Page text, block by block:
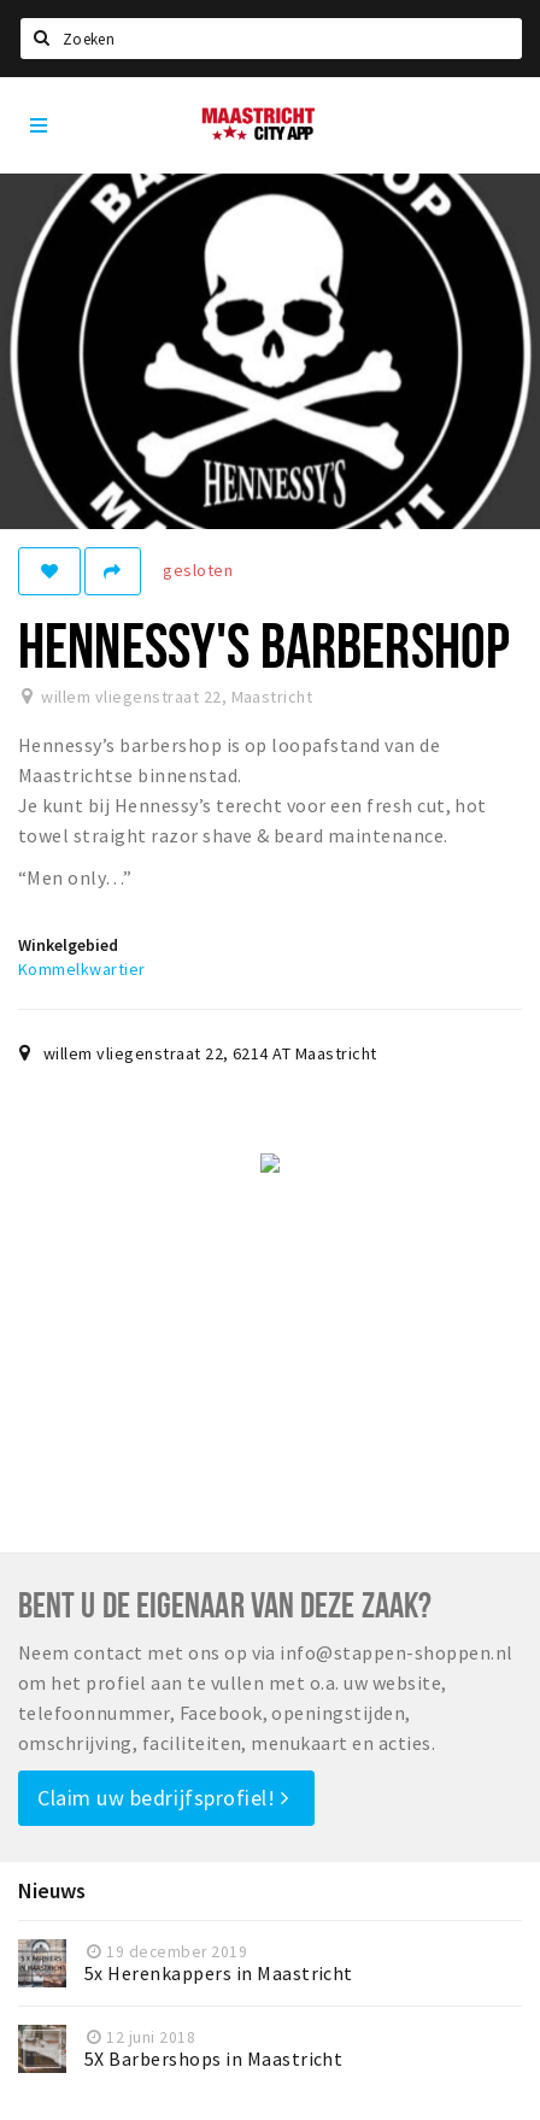
Home
Agenda
Deals
Party pics
Nieuws, interviews & blogs
Drinken
Slapen
Recreatief
Winkels
Winkelgebieden
Bezienswaardigheden
Musea, theaters & podia
Uitjes & activiteiten
Toeristische routes
Natuurgebieden
Baroniepoorten
Andere City Apps
Inloggen
Maastricht
City
gesloten
HENNESSY'S BARBERSHOP
willem vliegenstraat 22, Maastricht
Hennessy’s barbershop is op loopafstand van de
Maastrichtse binnenstad.
Je kunt bij Hennessy’s terecht voor een fresh cut, hot
towel straight razor shave & beard maintenance.
“Men only…”
Winkelgebied
Kommelkwartier
willem vliegenstraat 22, 6214 AT Maastricht
BENT U DE EIGENAAR VAN DEZE ZAAK?
Neem contact met ons op via info@stappen-shoppen.nl
om het profiel aan te vullen met o.a. uw website,
telefoonnummer, Facebook, openingstijden,
omschrijving, faciliteiten, menukaart en acties.
Claim uw bedrijfsprofiel!
Nieuws
19 december 2019
5x Herenkappers in Maastricht
12 juni 2018
5X Barbershops in Maastricht